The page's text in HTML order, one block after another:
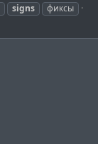
signs фиксы